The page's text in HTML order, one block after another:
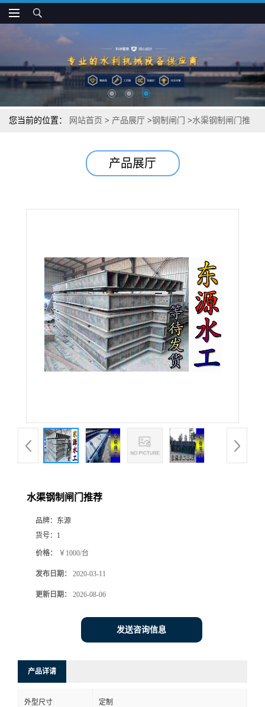
您当前的位置： 网站首页 > 产品展厅 >钢制闸门 >水渠钢制闸门推
产品展厅
水渠钢制闸门推荐
品牌： 东源
货号： 1
价格： ￥1000/台
发布日期： 2020-03-11
更新日期： 2026-08-06
发送咨询信息
产品详请
外型尺寸 定制